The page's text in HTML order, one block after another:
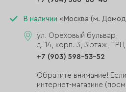
В наличии «Москва (м.
ул. Ореховый бульвар,
д. 14, корп. 3, 3 этаж,
+7 (903) 598-53-52
Обратите внимание!
интернет-магазине